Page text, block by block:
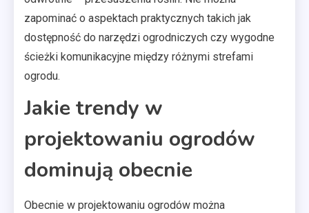
zapominać o aspektach praktycznych takich jak
dostępność do narzędzi ogrodniczych czy wygodne
ścieżki komunikacyjne między różnymi strefami
ogrodu.
Jakie trendy w
projektowaniu ogrodów
dominują obecnie
Obecnie w projektowaniu ogrodów można